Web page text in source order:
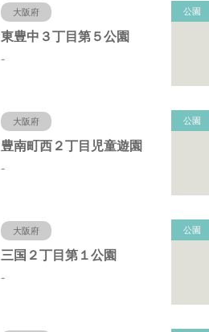
大阪府
東豊中３丁目第５公園
-
公園
大阪府
豊南町西２丁目児童遊園
-
公園
大阪府
三国２丁目第１公園
-
公園